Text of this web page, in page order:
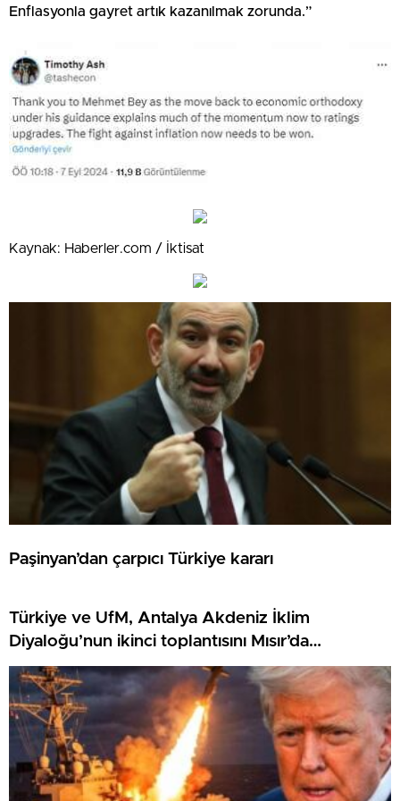
Enflasyonla gayret artık kazanılmak zorunda.”
Kaynak: Haberler.com / İktisat
Paşinyan’dan çarpıcı Türkiye kararı
Türkiye ve UfM, Antalya Akdeniz İklim
Diyaloğu’nun ikinci toplantısını Mısır’da
gerçekleştirdi